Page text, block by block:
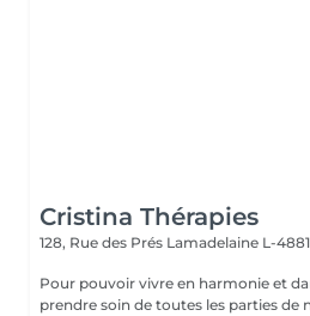
Cristina Thérapies
128, Rue des Prés Lamadelaine L-4881
Pour pouvoir vivre en harmonie et
prendre soin de toutes les parties de notre